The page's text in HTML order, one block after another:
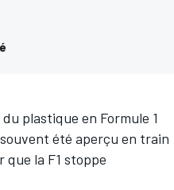
plastique en Formule 1
été aperçu en train
la F1 stoppe